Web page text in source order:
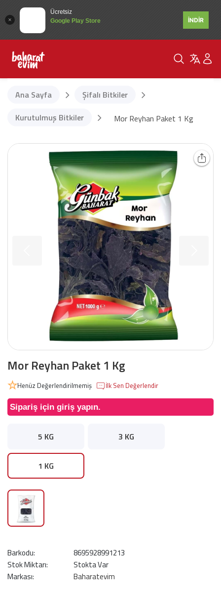
Ücretsiz
Google Play Store
İNDİR
Ana Sayfa
Şifalı Bitkiler
Kurutulmuş Bitkiler
Mor Reyhan Paket 1 Kg
Mor Reyhan Paket 1 Kg
Henüz Değerlendirilmemiş İlk Sen Değerlendir
Sipariş için giriş yapın.
5 KG 3 KG
1 KG
Barkodu:
8695928991213
Stok Miktarı:
Stokta Var
Markası:
Baharatevim